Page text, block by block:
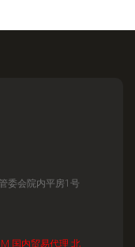
委会院内平房1号
国内贸易代理 北